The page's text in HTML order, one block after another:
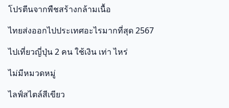
โปรตีนจากพืชสร้างกล้ามเนื้อ
ไทยส่งออกไปประเทศอะไรมากที่สุด 2567
ไปเที่ยวญี่ปุ่น 2 คน ใช้เงิน เท่า ไหร่
ไม่มีหมวดหมู่
ไลฟ์สไตล์สีเขียว